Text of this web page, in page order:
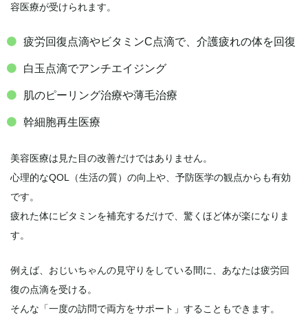
容医療が受けられます。
疲労回復点滴やビタミンC点滴で、介護疲れの体を回復
白玉点滴でアンチエイジング
肌のピーリング治療や薄毛治療
幹細胞再生医療
美容医療は見た目の改善だけではありません。
心理的なQOL（生活の質）の向上や、予防医学の観点からも有効
です。
疲れた体にビタミンを補充するだけで、驚くほど体が楽になりま
す。
例えば、おじいちゃんの見守りをしている間に、あなたは疲労回
復の点滴を受ける。
そんな「一度の訪問で両方をサポート」することもできます。